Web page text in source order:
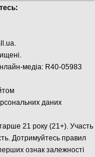
.
медіа: R40-05983
даних
21 року (21+). Участь
Дотримуйтесь правил
ознак залежності